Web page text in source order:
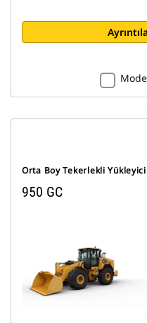
Orta Boy Tekerlekli
950 GC